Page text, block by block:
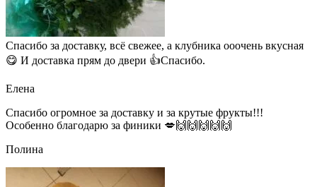
Спасибо за доставку, всё свежее, а клубника ооочень вкусная
😋 И доставка прям до двери 👍Спасибо.
Елена
Спасибо огромное за доставку и за крутые фрукты!!!
Особенно благодарю за финики 💋🙌🙌🙌🙌🙌
Полина